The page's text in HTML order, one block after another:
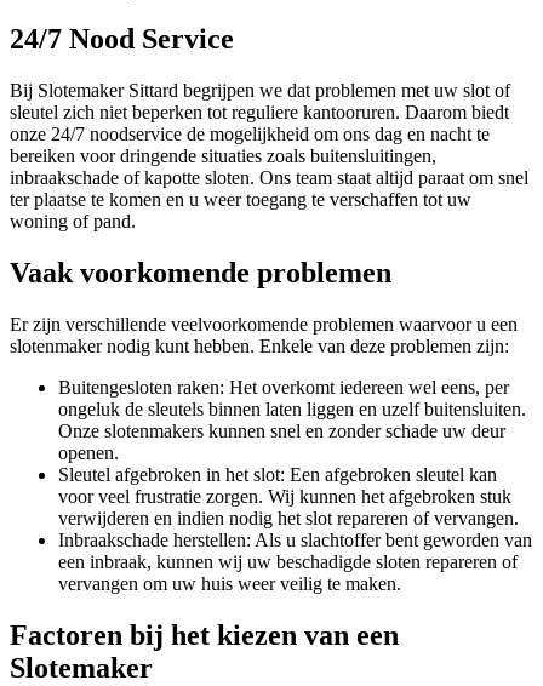
24/7 Nood Service
Bij Slotemaker Sittard begrijpen we dat problemen met uw slot of
sleutel zich niet beperken tot reguliere kantooruren. Daarom biedt
onze 24/7 noodservice de mogelijkheid om ons dag en nacht te
bereiken voor dringende situaties zoals buitensluitingen,
inbraakschade of kapotte sloten. Ons team staat altijd paraat om snel
ter plaatse te komen en u weer toegang te verschaffen tot uw
woning of pand.
Vaak voorkomende problemen
Er zijn verschillende veelvoorkomende problemen waarvoor u een
slotenmaker nodig kunt hebben. Enkele van deze problemen zijn:
Buitengesloten raken: Het overkomt iedereen wel eens, per
ongeluk de sleutels binnen laten liggen en uzelf buitensluiten.
Onze slotenmakers kunnen snel en zonder schade uw deur
openen.
Sleutel afgebroken in het slot: Een afgebroken sleutel kan
voor veel frustratie zorgen. Wij kunnen het afgebroken stuk
verwijderen en indien nodig het slot repareren of vervangen.
Inbraakschade herstellen: Als u slachtoffer bent geworden van
een inbraak, kunnen wij uw beschadigde sloten repareren of
vervangen om uw huis weer veilig te maken.
Factoren bij het kiezen van een
Slotemaker